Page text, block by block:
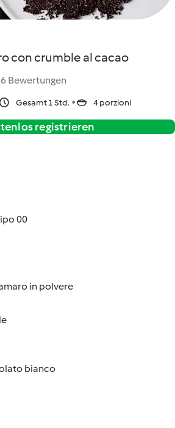
con crumble al cacao
6 Bewertungen
Gesamt 1 Std. 4 porzioni
registrieren
00
in polvere
bianco